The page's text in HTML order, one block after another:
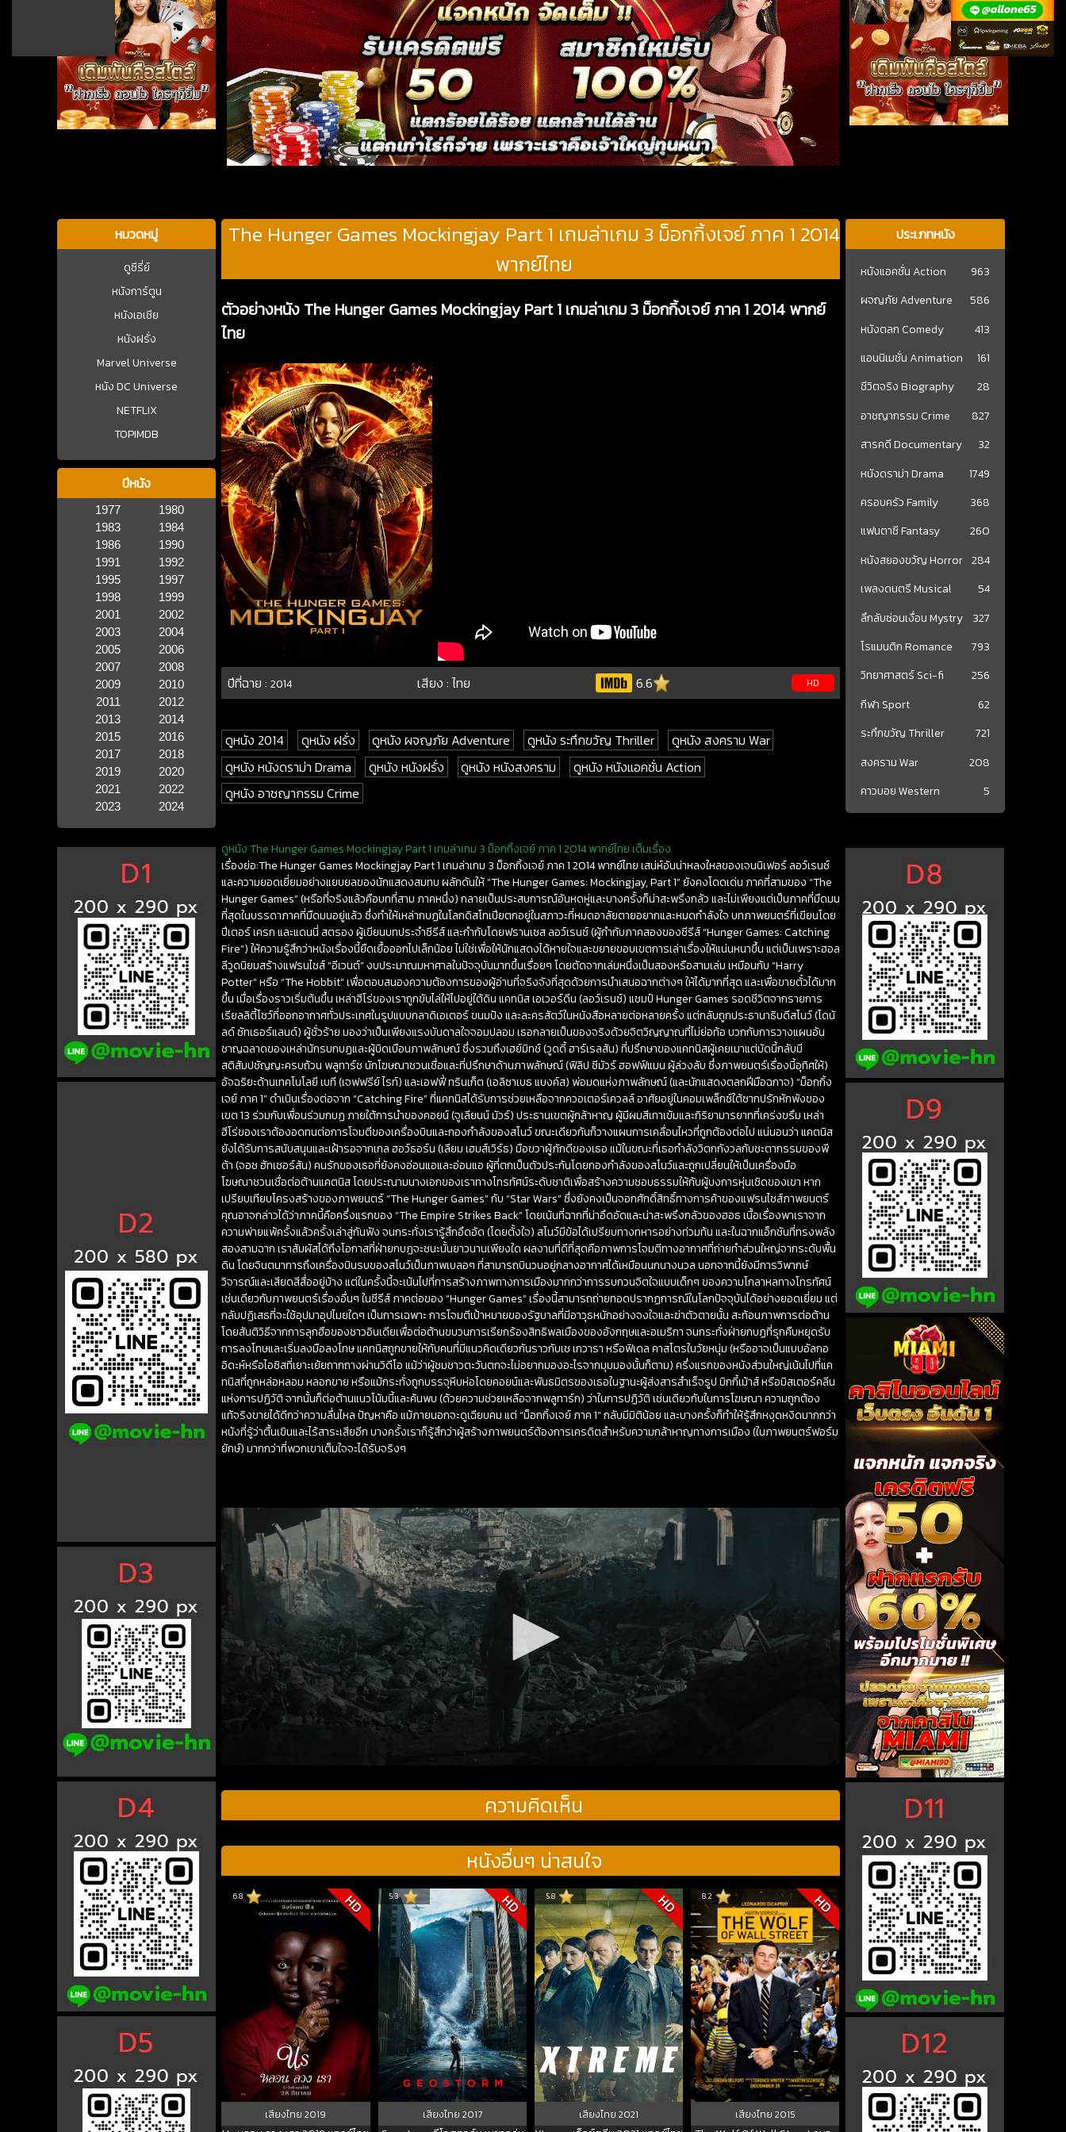
หมวดหมู่
ดูซีรี่ย์
หนังการ์ตูน
หนังเอเชีย
หนังฝรั่ง
Marvel Universe
หนัง DC Universe
NETFLIX
TOPIMDB
ปีหนัง
1977
1980
1983
1984
1986
1990
1991
1992
1995
1997
1998
1999
2001
2002
2003
2004
2005
2006
2007
2008
2009
2010
2011
2012
2013
2014
2015
2016
2017
2018
2019
2020
2021
2022
2023
2024
The Hunger Games Mockingjay Part 1 เกมล่าเกม 3 ม็อกกิ้งเจย์ ภาค 1 2014
พากย์ไทย
ตัวอย่างหนัง The Hunger Games Mockingjay Part 1 เกมล่าเกม 3 ม็อกกิ้งเจย์ ภาค 1 2014 พากย์
ไทย
ปีที่ฉาย :2014 เสียง : ไทย 6.6 HD
ดูหนัง 2014 ดูหนัง ฝรั่ง ดูหนัง ผจญภัย Adventure ดูหนัง ระทึกขวัญ Thriller
ดูหนัง สงคราม War
ดูหนัง หนังดราม่า Drama
ดูหนัง หนังฝรั่ง ดูหนัง หนังสงคราม
ดูหนัง หนังแอคชั่น Action
ดูหนัง อาชญากรรม Crime
ดูหนัง The Hunger Games Mockingjay Part 1 เกมล่าเกม 3 ม็อกกิ้งเจย์ ภาค 1 2014 พากย์ไทย เต็มเรื่อง
เรื่องย่อ:The Hunger Games Mockingjay Part 1 เกมล่าเกม 3 ม็อกกิ้งเจย์ ภาค 1 2014 พากย์ไทย เสน่ห์อันน่าหลงใหลของเจนนิเฟอร์ ลอว์เรนซ์
และความยอดเยี่ยมอย่างแยบยลของนักแสดงสมทบ ผลักดันให้ “The Hunger Games: Mockingjay, Part 1” ยังคงโดดเด่น ภาคที่สามของ “The
Hunger Games” (หรือที่จริงแล้วคือบทที่สาม ภาคหนึ่ง) กลายเป็นประสบการณ์อันหดหู่และบางครั้งก็น่าสะพรึงกลัว และไม่เพียงแต่เป็นภาคที่มืดมน
ที่สุดในบรรดาภาคที่มืดมนอยู่แล้ว ซึ่งทำให้เหล่ากบฏในโลกดิสโทเปียตกอยู่ในสภาวะที่หมดอาลัยตายอยากและหมดกำลังใจ บทภาพยนตร์ที่เขียนโดย
ปีเตอร์ เครก และแดนนี่ สตรอง ผู้เขียนบทประจำซีรีส์ และกำกับโดยฟรานเซส ลอว์เรนซ์ (ผู้กำกับภาคสองของซีรีส์ “Hunger Games: Catching
Fire”) ให้ความรู้สึกว่าหนังเรื่องนี้ยืดเยื้อออกไปเล็กน้อย ไม่ใช่เพื่อให้นักแสดงได้หายใจและขยายขอบเขตการเล่าเรื่องให้แน่นหนาขึ้น แต่เป็นเพราะฮอล
ลีวูดนิยมสร้างแฟรนไชส์ ​​“อีเวนต์” งบประมาณมหาศาลในปัจจุบันมากขึ้นเรื่อยๆ โดยตัดจากเล่มหนึ่งเป็นสองหรือสามเล่ม เหมือนกับ “Harry
Potter” หรือ “The Hobbit” เพื่อตอบสนองความต้องการของผู้อ่านที่จริงจังที่สุดด้วยการนำเสนอฉากต่างๆ ให้ได้มากที่สุด และเพื่อขายตั๋วได้มาก
ขึ้น เมื่อเรื่องราวเริ่มต้นขึ้น เหล่าฮีโร่ของเราถูกขับไล่ให้ไปอยู่ใต้ดิน แคทนิส เอเวอร์ดีน (ลอว์เรนซ์) แชมป์ Hunger Games รอดชีวิตจากรายการ
เรียลลิตี้โชว์ที่ออกอากาศทั่วประเทศในรูปแบบกลาดิเอเตอร์ ขนมปัง และละครสัตว์ในหนังสือหลายต่อหลายครั้ง แต่กลับถูกประธานาธิบดีสโนว์ (โดนั
ลด์ ซัทเธอร์แลนด์) ผู้ชั่วร้าย มองว่าเป็นเพียงแรงบันดาลใจจอมปลอม เธอกลายเป็นของจริงด้วยจิตวิญญาณที่ไม่ย่อท้อ บวกกับการวางแผนอัน
ชาญฉลาดของเหล่านักรบกบฏและผู้บิดเบือนภาพลักษณ์ ซึ่งรวมถึงเฮย์มิทช์ (วูดดี้ ฮาร์เรลสัน) ที่ปรึกษาของแคทนิสผู้เคยเมาแต่บัดนี้กลับมี
สติสัมปชัญญะครบถ้วน พลูทาร์ช นักโฆษณาชวนเชื่อและที่ปรึกษาด้านภาพลักษณ์ (ฟิลิป ซีมัวร์ ฮอฟฟ์แมน ผู้ล่วงลับ ซึ่งภาพยนตร์เรื่องนี้อุทิศให้)
อัจฉริยะด้านเทคโนโลยี เบที (เจฟฟรีย์ ไรท์) และเอฟฟี่ ทรินเก็ต (เอลิซาเบธ แบงค์ส) พ่อมดแห่งภาพลักษณ์ (และนักแสดงตลกฝีมือฉกาจ) “ม็อกกิ้ง
เจย์ ภาค 1” ดำเนินเรื่องต่อจาก “Catching Fire” ที่แคทนิสได้รับการช่วยเหลือจากควอเตอร์เควลล์ อาศัยอยู่ในคอมเพล็กซ์ใต้ซากปรักหักพังของ
เขต 13 ร่วมกับเพื่อนร่วมกบฏ ภายใต้การนำของคอยน์ (จูเลียนน์ มัวร์) ประธานเขตผู้กล้าหาญ ผู้มีผมสีเทาเข้มและกิริยามารยาทที่เคร่งขรึม เหล่า
ฮีโร่ของเราต้องอดทนต่อการโจมตีของเครื่องบินและกองกำลังของสโนว์ ขณะเดียวกันก็วางแผนการเคลื่อนไหวที่ถูกต้องต่อไป แน่นอนว่า แคตนิส
ยังได้รับการสนับสนุนและเฝ้ารอจากเกล ฮอว์ธอร์น (เลียม เฮมส์เวิร์ธ) มือขวาผู้ภักดีของเธอ แม้ในขณะที่เธอกำลังวิตกกังวลกับชะตากรรมของพี
ต้า (จอช ฮัทเชอร์สัน) คนรักของเธอที่ยังคงอ่อนแอและอ่อนแอ ผู้ที่ตกเป็นตัวประกันโดยกองกำลังของสโนว์และถูกเปลี่ยนให้เป็นเครื่องมือ
โฆษณาชวนเชื่อต่อต้านแคตนิส โดยประณามนางเอกของเราทางโทรทัศน์ระดับชาติเพื่อสร้างความชอบธรรมให้กับผู้บงการหุ่นเชิดของเขา หาก
เปรียบเทียบโครงสร้างของภาพยนตร์ “The Hunger Games” กับ “Star Wars” ซึ่งยังคงเป็นจอกศักดิ์สิทธิ์ทางการค้าของแฟรนไชส์ภาพยนตร์
คุณอาจกล่าวได้ว่าภาคนี้คือครึ่งแรกของ “The Empire Strikes Back” โดยเน้นที่ฉากที่น่าอึดอัดและน่าสะพรึงกลัวของฮอธ เนื้อเรื่องพาเราจาก
ความพ่ายแพ้ครั้งแล้วครั้งเล่าสู่กันฟัง จนกระทั่งเรารู้สึกอึดอัด (โดยตั้งใจ) สโนว์มีข้อได้เปรียบทางทหารอย่างท่วมท้น และในฉากแอ็กชันที่ทรงพลัง
สองสามฉาก เราสัมผัสได้ถึงโอกาสที่ฝ่ายกบฏจะชนะนั้นยาวนานเพียงใด ผลงานที่ดีที่สุดคือภาพการโจมตีทางอากาศที่ถ่ายทำส่วนใหญ่จากระดับพื้น
ดิน โดยจินตนาการถึงเครื่องบินรบของสโนว์เป็นภาพเบลอๆ ที่สามารถบินวนอยู่กลางอากาศได้เหมือนนกนางนวล นอกจากนี้ยังมีการวิพากษ์
วิจารณ์และเสียดสีสื่ออยู่บ้าง แต่ในครั้งนี้จะเน้นไปที่การสร้างภาพทางการเมืองมากกว่าการรบกวนจิตใจแบบเด็กๆ ของความโกลาหลทางโทรทัศน์
เช่นเดียวกับภาพยนตร์เรื่องอื่นๆ ในซีรีส์ ภาคต่อของ “Hunger Games” เรื่องนี้สามารถถ่ายทอดปรากฏการณ์ในโลกปัจจุบันได้อย่างยอดเยี่ยม แต่
กลับปฏิเสธที่จะใช้อุปมาอุปไมยใดๆ เป็นการเฉพาะ การโจมตีเป้าหมายของรัฐบาลที่มีอาวุธหนักอย่างจงใจและฆ่าตัวตายนั้น สะท้อนภาพการต่อต้าน
โดยสันติวิธีจากการลุกฮือของชาวอินเดียเพื่อต่อต้านขบวนการเรียกร้องสิทธิพลเมืองของอังกฤษและอเมริกา จนกระทั่งฝ่ายกบฏที่รุกคืบหยุดรับ
การลงโทษและเริ่มลงมือลงโทษ แคทนิสถูกขายให้กับคนที่มีแนวคิดเดียวกันราวกับเช เกวารา หรือฟิเดล คาสโตรในวัยหนุ่ม (หรืออาจเป็นแบบอัลกอ
อิดะห์หรือไอซิสที่เยาะเย้ยถากถางผ่านวิดีโอ แม้ว่าผู้ชมชาวตะวันตกจะไม่อยากมองอะไรจากมุมมองนั้นก็ตาม) ครึ่งแรกของหนังส่วนใหญ่เน้นไปที่แค
ทนิสที่ถูกหล่อหลอม หลอกขาย หรือแม้กระทั่งถูกบรรจุหีบห่อโดยคอยน์และพันธมิตรของเธอในฐานะผู้ส่งสารสำเร็จรูป มิกกี้เม้าส์ หรือมิสเตอร์คลีน
แห่งการปฏิวัติ จากนั้นก็ต่อต้านแนวโน้มนี้และค้นพบ (ด้วยความช่วยเหลือจากพลูทาร์ก) ว่าในการปฏิวัติ เช่นเดียวกับในการโฆษณา ความถูกต้อง
แท้จริงขายได้ดีกว่าความลื่นไหล ปัญหาคือ แม้ภายนอกจะดูเฉียบคม แต่ “ม็อกกิ้งเจย์ ภาค 1” กลับมีมิติน้อย และบางครั้งก็ทำให้รู้สึกหงุดหงิดมากกว่า
หนังที่รู้ว่าตื้นเขินและไร้สาระเสียอีก บางครั้งเราก็รู้สึกว่าผู้สร้างภาพยนตร์ต้องการเครดิตสำหรับความกล้าหาญทางการเมือง (ในภาพยนตร์ฟอร์ม
ยักษ์) มากกว่าที่พวกเขาเต็มใจจะได้รับจริงๆ
ความคิดเห็น
หนังอื่นๆ น่าสนใจ
6.8 HD
เสียงไทย2019
5.3 HD
เสียงไทย 2017
5.8 HD
เสียงไทย 2021
8.2 HD
เสียงไทย 2015
ประเภทหนัง
หนังแอคชั่น Action
963
ผจญภัย Adventure
586
หนังตลก Comedy
413
แอนนิเมชั่น Animation
161
ชีวิตจริง Biography
28
อาชญากรรม Crime
827
สารคดี Documentary
32
หนังดราม่า Drama
1749
ครอบครัว Family
368
แฟนตาซี Fantasy
260
หนังสยองขวัญ Horror 284
เพลงดนตรี Musical
54
ลึกลับซ่อนเงื่อน Mystry
327
โรแมนติก Romance
793
วิทยาศาสตร์ Sci-fi
256
กีฬา Sport
62
ระทึกขวัญ Thriller
721
สงคราม War
208
คาวบอย Western
5